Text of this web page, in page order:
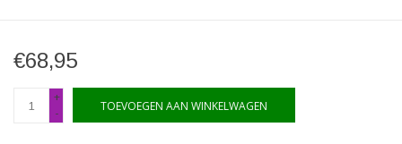
€68,95
+
-
TOEVOEGEN AAN WINKELWAGEN